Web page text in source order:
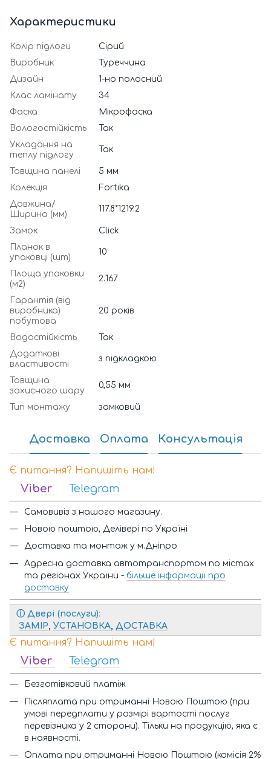
Характеристики
Колір підлоги
Сірий
Виробник
Туреччина
Дизайн
1-но полосний
Клас ламінату
34
Фаска
Мікрофаска
Вологостійкість
Так
Укладання на
теплу підлогу
Так
Товщина панелі
5 мм
Колекція
Fortika
Довжина/
Ширина (мм)
117.8*1219.2
Замок
Click
Планок в
упаковці (шт)
10
Площа упаковки
(м2)
2.167
Гарантія (від
виробника)
побутова
20 років
Водостійкість
Так
Додаткові
властивості
з підкладкою
Товщина
захисного шару
0,55 мм
Тип монтажу замковий
Доставка Оплата Консультація
Є питання? Напишіть нам!
Viber Telegram
Самовивіз з нашого магазину.
Новою поштою, Делівері по Україні
Доставка та монтаж у м.Дніпро
Адресна доставка автотранспортом по містах
та регіонах України - більше інформації про
доставку
ⓘ Двері (послуги):
ЗАМІР, УСТАНОВКА, ДОСТАВКА
Є питання? Напишіть нам!
Viber Telegram
Безготівковий платіж
Післяплата при отриманні Новою Поштою (при
умові передплати у розмірі вартості послуг
перевізника у 2 сторони). Тільки на продукцію, яка є
в наявності.
Оплата при отриманні Новою Поштою (комісія 2%